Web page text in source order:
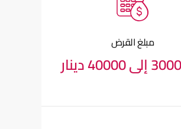
مبلغ القرض